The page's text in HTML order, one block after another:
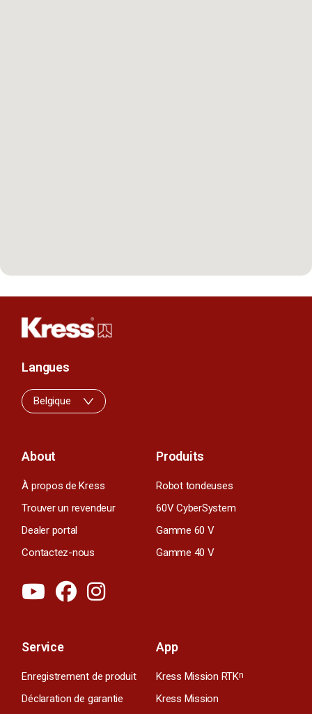
About
À propos de Kress
Trouver un revendeur
Dealer portal
Contactez-nous
Produits
Robot tondeuses
60V CyberSystem
Gamme 60 V
Gamme 40 V
Service
Enregistrement de produit
Déclaration de garantie
App
Kress Mission RTKn
Kress Mission
Langues
Belgique